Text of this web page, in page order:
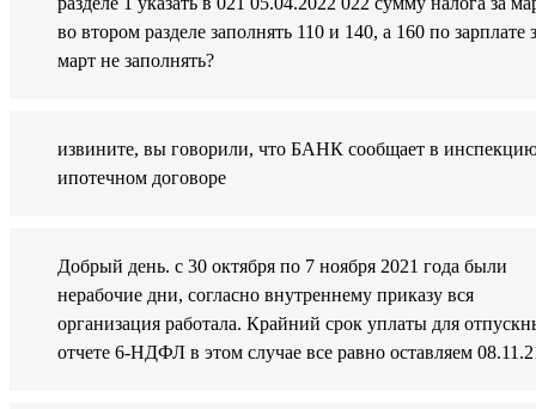
во втором разделе заполнять 110 и 140, а 160 по зарплате
март не заполнять?
извините, вы говорили, что БАНК сообщает в
ипотечном договоре
Добрый день. с 30 октября по 7 ноября 2021 года были
нерабочие дни, согласно внутреннему приказу вся
организация работала. Крайний срок уплаты для
отчете 6-НДФЛ в этом случае все равно оставляем